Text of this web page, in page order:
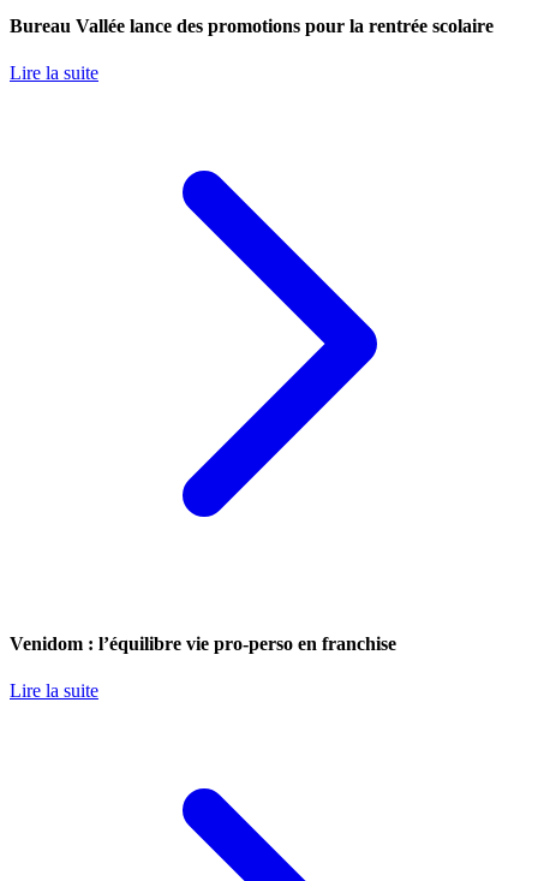
Bureau Vallée lance des promotions pour la rentrée scolaire
Lire la suite
Venidom : l’équilibre vie pro-perso en franchise
Lire la suite